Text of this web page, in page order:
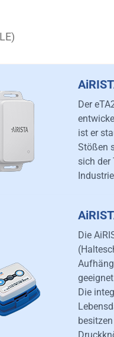
Der
ist er
Stößen
sich der
Die
Die